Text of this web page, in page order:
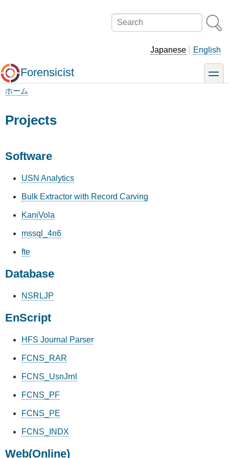
ン
ツ
移
Search
Japanese English
Forensicist toggle
ン
ホーム
Projects
Software
USN Analytics
Bulk Extractor with Record Carving
KaniVola
mssql_4n6
fte
Database
NSRLJP
EnScript
HFS Journal Parser
FCNS_RAR
FCNS_UsnJrnl
FCNS_PF
FCNS_PE
FCNS_INDX
Web(Online)